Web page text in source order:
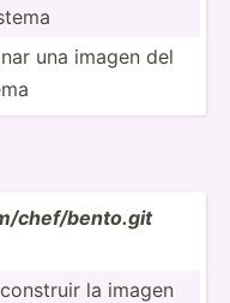
una imagen del
ch­ef/­ben­to.git
construir la imagen